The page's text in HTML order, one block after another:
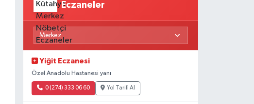
Eczaneler
Yiğit Eczanesi
Özel Anadolu Hastanesi yanı
0 (274) 333 06 60 Yol Tarifi Al